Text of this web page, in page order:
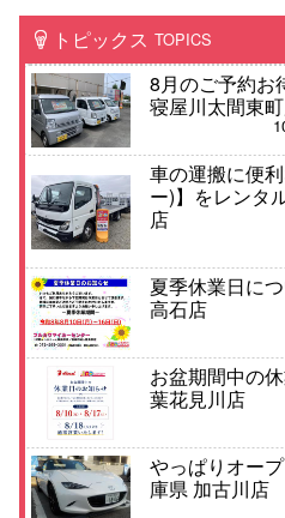
トピックス TOPICS
8月のご予約お
寝屋川太間東
車の運搬に便
ー)】をレンタ
店
夏季休業日に
高石店
お盆期間中の
葉花見川店
やっぱりオー
庫県 加古川店